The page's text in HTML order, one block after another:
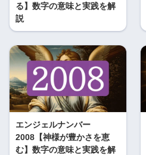
る】数字の意味と実践を解
説
エンジェルナンバー
2008【神様が豊かさを恵
む】数字の意味と実践を解